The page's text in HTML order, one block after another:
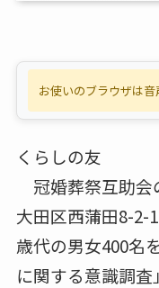
お使いのブラウザは音
くらしの友
冠婚葬祭互助会
大田区西蒲田8-2-
歳代の男女400名
に関する意識調査